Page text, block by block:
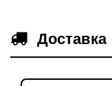
Доставка